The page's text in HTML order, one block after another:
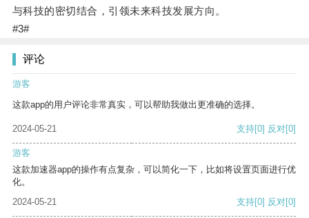
与科技的密切结合，引领未来科技发展方向。
#3#
评论
游客
这款app的用户评论非常真实，可以帮助我做出更准确的选择。
2024-05-21 支持[0] 反对[0]
游客
这款加速器app的操作有点复杂，可以简化一下，比如将设置页面进行优
化。
2024-05-21
支持[0] 反对[0]